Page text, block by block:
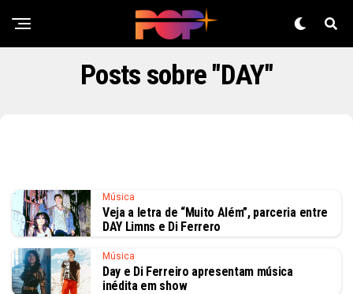
Posts sobre "DAY"
Música
Veja a letra de “Muito Além”, parceria entre
DAY Limns e Di Ferrero
Música
Day e Di Ferreiro apresentam música
inédita em show